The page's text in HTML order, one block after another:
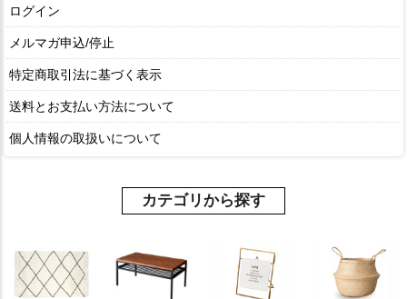
ログイン
メルマガ申込/停止
特定商取引法に基づく表示
送料とお支払い方法について
個人情報の取扱いについて
カテゴリから探す